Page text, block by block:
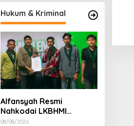
Hukum & Kriminal
Alfansyah Resmi
Nahkodai LKBHMI
Kendari 2026–2027, Bidik
08/08/2026